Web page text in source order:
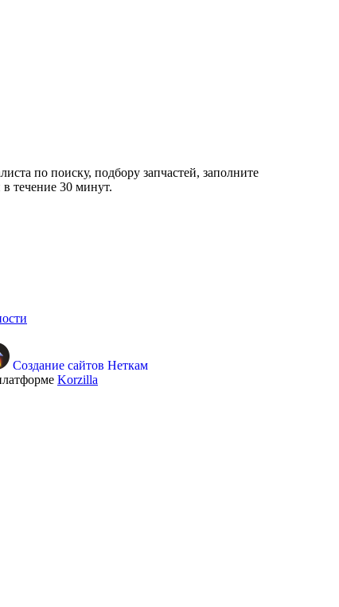
по поиску, подбору запчастей, заполните
течение 30 минут.
Создание сайтов Неткам
Korzilla